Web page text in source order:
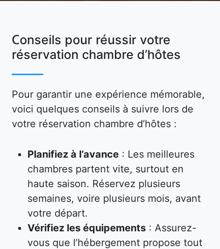
Conseils pour réussir votre
réservation chambre d’hôtes
Pour garantir une expérience mémorable,
voici quelques conseils à suivre lors de
votre réservation chambre d’hôtes :
Planifiez à l’avance : Les meilleures
chambres partent vite, surtout en
haute saison. Réservez plusieurs
semaines, voire plusieurs mois, avant
votre départ.
Vérifiez les équipements : Assurez-
vous que l’hébergement propose tout